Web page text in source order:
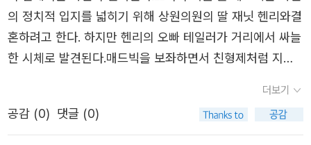
과연 그녀의 사악한 행위를 의미하는 것인지 아니면 진짜 범
인이 누구인지를 가리키는 것인지 알 수는 없지만, 어쨌든 [
유리 열쇠 ] 를 통해서 작가가 전하려 하는 메세지는 어느 정
은 추리물이라고는 보기 어렵지만 나름 위트있는 대사들도
많고 빠른 전개와 네드의 몸을 던지는 액션 묘사로 인해서
판사로부터 도서를 제공받아 직접 읽고 주관에 따라 서평을
작성하였습니다.
사 때문에 도무지 페이지가 안 넘어가는 일부 심리스릴러 작
품도 견디기 힘들었지만, 기름기 하나 없는 퍽퍽한 살코기
같은 정통 하드보일드 역시 그에 못잖게 소화하기 어려운 장
해밋의 작품이니 그 ‘퍽퍽함’은 더 말할 나위도 없었던 것 같
습니다. 무엇보다 다른 인물은 논외로 치더라도 주인공인 네
드 보몬트의 속내나 감정이라도 제대로 알고 싶다는 생각이
와중에 네드는 매드독의 책사로 매드독을 위해 냉철한 판단
으로 맡은 임무를 수행해나가지만 아무런 욕망이 없는 그로
써는 그 욕망의 소용돌이 속에서 그저 흘러가는 조각배일
뿐, 흐름을 바꾸지는 못한다.그것은 마치 이미 욕망으로 들
밀어내는 힘을 이겨내지 못해 이제는 방에 들어설 수 밖에
차용 증서를 이용해 테일러를 협박했음을 알고 버니의 애인
리를 속여 떼먹힌 돈도 찾고 증거 조작으로 버니를 테일러
살해 용의자로 몰아간다. 물론 네드는 증거 불충분으로 버니
건의 살인사건이 발생한다. 피해자는 프랜시스 웨스트라는
남자로 자정 직후 퇴근하다가 총에 난사되어 사망했는데, 문
제는 피해자의 형 또한 한 달 전에 살해되었고, 그 용의자가
의 정치적 입지를 넓히기 위해 상원의원의 딸 재닛 헨리와결
혼하려고 한다. 하지만 헨리의 오빠 테일러가 거리에서 싸늘
한 시체로 발견된다.매드빅을 보좌하면서 친형제처럼 지내
지닌 인물이다. 그는 뛰어난 감각으로 이 살인사건을 쫓는
다. 폴은 확실히 거물이었고 네드 보몬트는 그에게 부탁하
더보기
공감 (0) 댓글 (0)